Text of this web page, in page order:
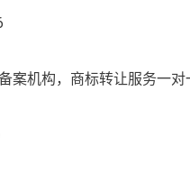
案机构，商标转让服务一对